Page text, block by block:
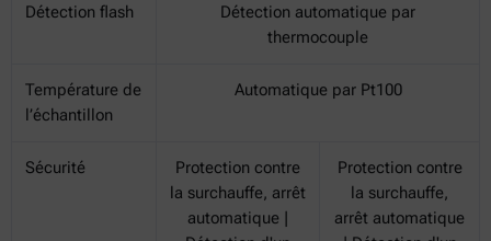
Détection flash
Détection automatique par
thermocouple
Température de
l’échantillon
Automatique par Pt100
Sécurité
Protection contre
la surchauffe, arrêt
automatique |
Protection contre
la surchauffe,
arrêt automatique